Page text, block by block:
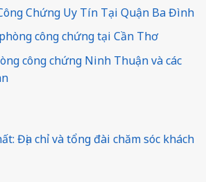
Chứng Uy Tín Tại Quận Ba Đình
công chứng tại Cần Thơ
công chứng Ninh Thuận và các
Địa chỉ và tổng đài chăm sóc khách